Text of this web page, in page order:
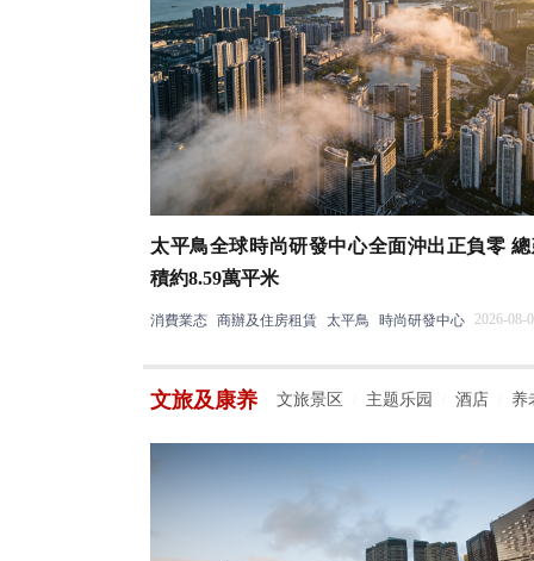
太平鳥全球時尚研發中心全面沖出正負零
積約8.59萬平米
消費業态 商辦及住房租賃 太平鳥 時尚研發中心 2026-08-
文旅及康养 文旅景区 主题乐园 酒店 养